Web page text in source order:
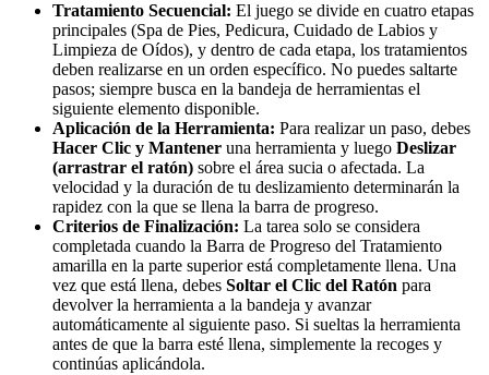
Tratamiento Secuencial: El juego se divide en cuatro etapas
principales (Spa de Pies, Pedicura, Cuidado de Labios y
Limpieza de Oídos), y dentro de cada etapa, los tratamientos
deben realizarse en un orden específico. No puedes saltarte
pasos; siempre busca en la bandeja de herramientas el
siguiente elemento disponible.
Aplicación de la Herramienta: Para realizar un paso, debes
Hacer Clic y Mantener una herramienta y luego Deslizar
(arrastrar el ratón) sobre el área sucia o afectada. La
velocidad y la duración de tu deslizamiento determinarán la
rapidez con la que se llena la barra de progreso.
Criterios de Finalización: La tarea solo se considera
completada cuando la Barra de Progreso del Tratamiento
amarilla en la parte superior está completamente llena. Una
vez que está llena, debes Soltar el Clic del Ratón para
devolver la herramienta a la bandeja y avanzar
automáticamente al siguiente paso. Si sueltas la herramienta
antes de que la barra esté llena, simplemente la recoges y
continúas aplicándola.